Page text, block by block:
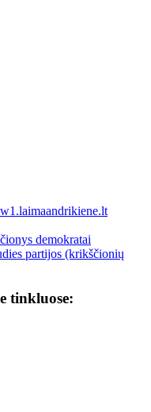
demokratai
partijos (krikščionių
tinkluose: